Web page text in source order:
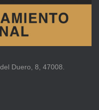
Duero, 8, 47008.